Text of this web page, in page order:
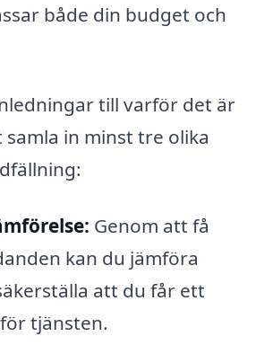
både din budget och
till varför det är
in minst tre olika
Genom att få
kan du jämföra
att du får ett
tjänsten.